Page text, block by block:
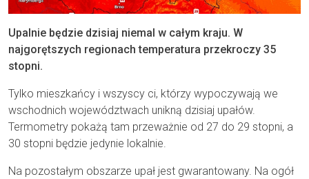
Upalnie będzie dzisiaj niemal w całym kraju. W
najgorętszych regionach temperatura przekroczy 35
stopni.
Tylko mieszkańcy i wszyscy ci, którzy wypoczywają we
wschodnich województwach unikną dzisiaj upałów.
Termometry pokażą tam przeważnie od 27 do 29 stopni, a
30 stopni będzie jedynie lokalnie.
Na pozostałym obszarze upał jest gwarantowany. Na ogół